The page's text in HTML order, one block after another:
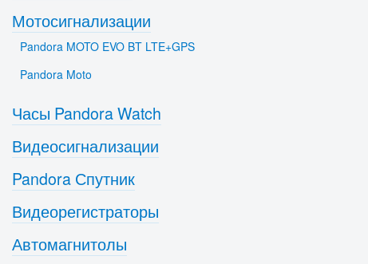
Мотосигнализации
Pandora MOTO EVO BT LTE+GPS
Pandora Moto
Часы Pandora Watch
Видеосигнализации
Pandora Спутник
Видеорегистраторы
Автомагнитолы